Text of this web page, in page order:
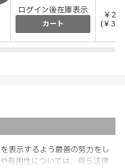
ログイン後在庫表示
カート
￥
(￥
表示するよう最善の努力をし
有用性については、何ら法律